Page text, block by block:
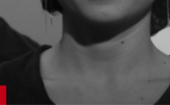
CONDIVIDI